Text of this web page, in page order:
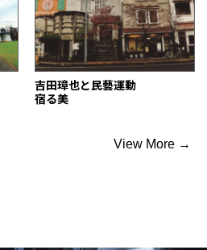
吉田璋也と民藝運動
宿る美
View More →